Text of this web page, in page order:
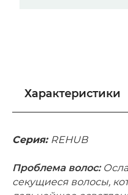
Характеристики
Серия: REHUB
Проблема волос:
секущиеся волосы,